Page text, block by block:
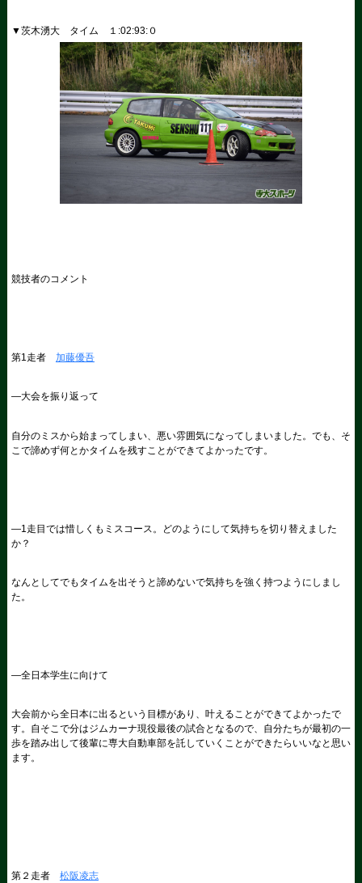
▼茨木湧大 タイム １ :02:93:０
競技者のコメント
第1 走者 加藤優吾
―大会を振り返って
自分のミスから始まってしまい、悪い雰囲気になってしまいました。でも、そ
こで諦めず何とかタイムを残すことができてよかったです。
―1 走目では惜しくもミスコース。どのようにして気持ちを切り替えました
か？
なんとしてでもタイムを出そうと諦めないで気持ちを強く持つようにしまし
た。
―全日本学生に向けて
大会前から全日本に出るという目標があり、叶えることができてよかったで
す。自そこで分はジムカーナ現役最後の試合となるので、自分たちが最初の一
歩を踏み出して後輩に専大自動車部を託していくことができたらいいなと思い
ます。
第２走者 松阪凌志